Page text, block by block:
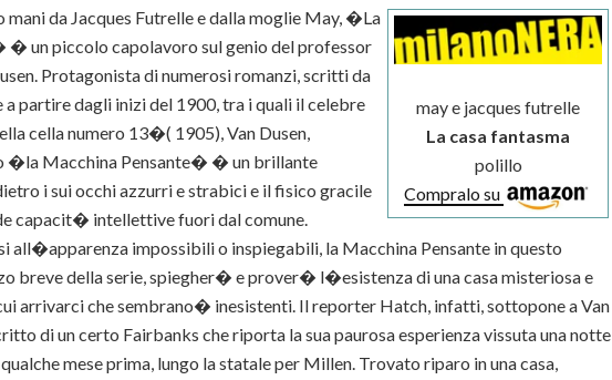
may e jacques futrelle
La casa fantasma
polillo
Compralo su
da Jacques Futrelle e dalla moglie May, �La
� un piccolo capolavoro sul genio del professor
Protagonista di numerosi romanzi, scritti da
a partire dagli inizi del 1900, tra i quali il celebre
cella numero 13�( 1905), Van Dusen,
�la Macchina Pensante� � un brillante
i sui occhi azzurri e strabici e il fisico gracile
capacit� intellettive fuori dal comune.
all�apparenza impossibili o inspiegabili, la Macchina Pensante in questo
breve della serie, spiegher� e prover� l�esistenza di una casa misteriosa e
arrivarci che sembrano� inesistenti. Il reporter Hatch, infatti, sottopone a Van
di un certo Fairbanks che riporta la sua paurosa esperienza vissuta una notte
mese prima, lungo la statale per Millen. Trovato riparo in una casa,